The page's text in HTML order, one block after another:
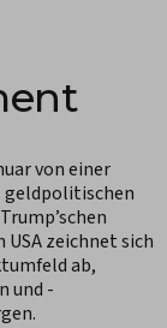
von einer
geldpolitischen
zeichnet sich
ab,
und -